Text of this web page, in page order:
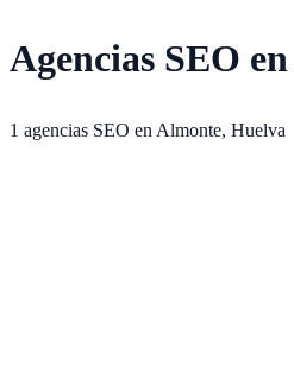
Agencias SEO en
1 agencias SEO en Almonte, Huelva